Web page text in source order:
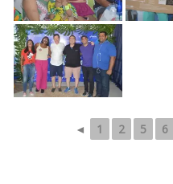
◄ 1 2 5 6